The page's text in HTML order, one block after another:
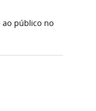
público no